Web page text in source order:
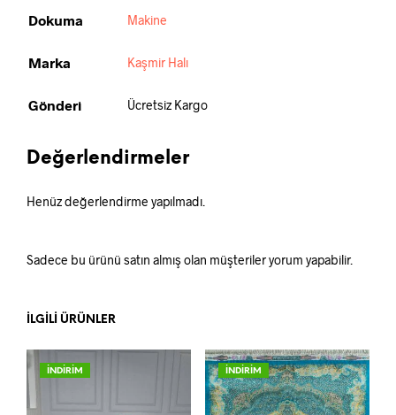
Dokuma Makine
Marka Kaşmir Halı
Gönderi Ücretsiz Kargo
Değerlendirmeler
Henüz değerlendirme yapılmadı.
Sadece bu ürünü satın almış olan müşteriler yorum yapabilir.
İLGILI ÜRÜNLER
İNDİRİM İNDİRİM